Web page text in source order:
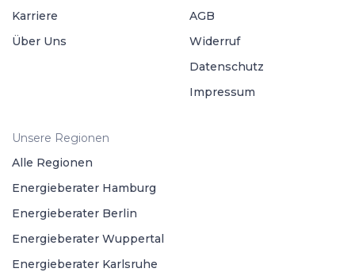
Karriere
Über Uns
AGB
Widerruf
Datenschutz
Impressum
Unsere Regionen
Alle Regionen
Energieberater Hamburg
Energieberater Berlin
Energieberater Wuppertal
Energieberater Karlsruhe